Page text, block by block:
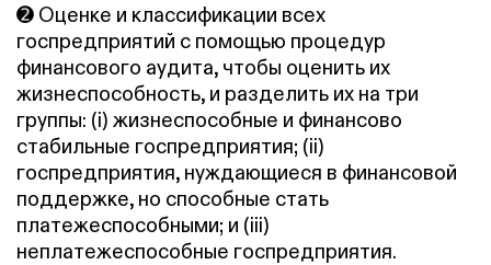
➋ Оценке и классификации всех
госпредприятий с помощью процедур
финансового аудита, чтобы оценить их
жизнеспособность, и разделить их на три
группы: (i) жизнеспособные и финансово
стабильные госпредприятия; (ii)
госпредприятия, нуждающиеся в финансовой
поддержке, но способные стать
платежеспособными; и (iii)
неплатежеспособные госпредприятия.